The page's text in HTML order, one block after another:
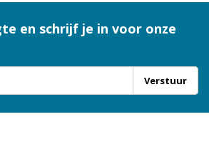
en schrijf je in voor onze
Verstuur